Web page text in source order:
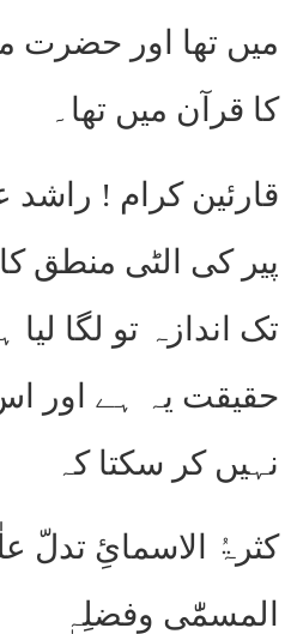
میں تھا اور
کا قرآن میں تھا۔
قارئین کرام !
پیر کی الٹی منطق
تک اندازہ تو لگا
حقیقت یہ ہے اور
نہیں کر سکتا کہ
کثرۃُ الاسمائِ
المسمّٰی وفضلِہٖ